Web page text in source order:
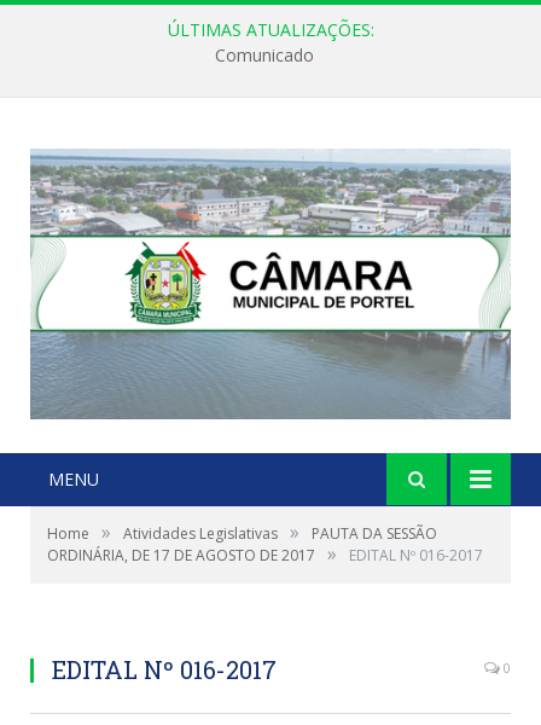
ÚLTIMAS ATUALIZAÇÕES:
Comunicado
MENU
Home » Atividades Legislativas »
PAUTA DA SESSÃO
ORDINÁRIA, DE 17 DE AGOSTO DE 2017
» EDITAL Nº 016-2017
EDITAL Nº 016-2017 0